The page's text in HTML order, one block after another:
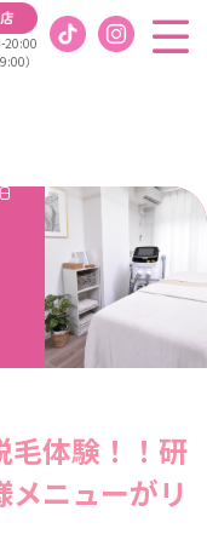
）
毛体験！！研
ニューがリ